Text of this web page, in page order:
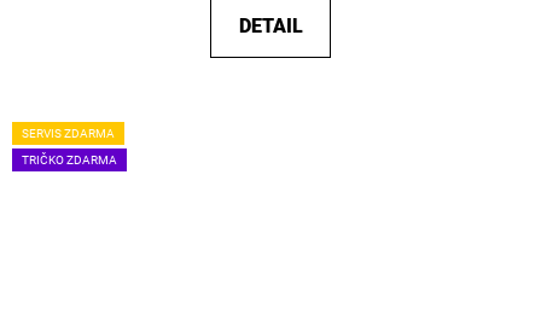
DETAIL
SERVIS ZDARMA
TRIČKO ZDARMA